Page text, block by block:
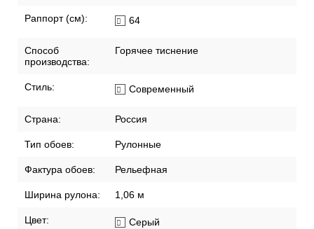
Раппорт (см): 64
Способ
производства:
Горячее тиснение
Стиль: Современный
Страна: Россия
Тип обоев: Рулонные
Фактура обоев: Рельефная
Ширина рулона: 1,06 м
Цвет:
Серый